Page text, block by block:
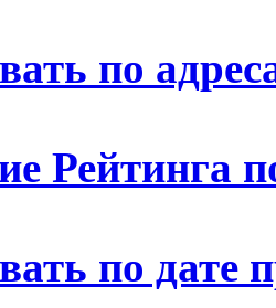
по
Рейтинга
по дате